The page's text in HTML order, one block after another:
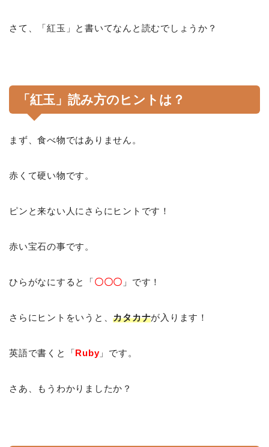
さて、「紅玉」と書いてなんと読むでしょうか？
「紅玉」 読み方のヒントは？
まず、食べ物ではありません。
赤くて硬い物です。
ピンと来ない人にさらにヒントです！
赤い宝石の事です。
ひらがなにすると「〇〇〇 」です！
さらにヒントをいうと、カタカナが入ります！
英語で書くと「Ruby」です。
さあ、もうわかりましたか？